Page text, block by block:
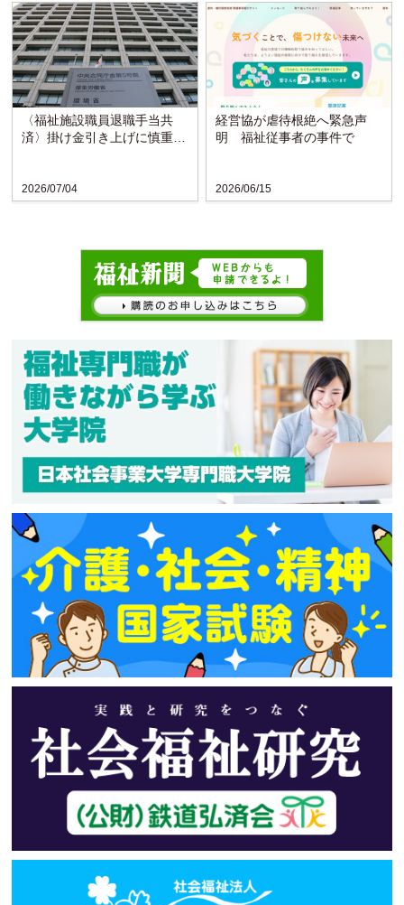
2026/07/04
〈福祉施設職員退職手当共
済〉掛け金引き上げに慎重な
2026/06/15
経営協が虐待根絶へ緊急声
明 福祉従事者の事件で